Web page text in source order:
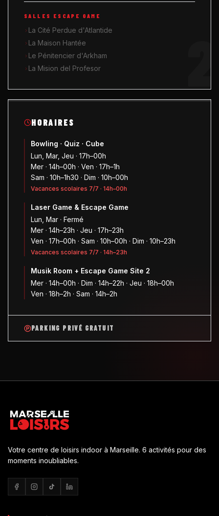
HORAIRES
Bowling · Quiz · Cube
Lun, Mar, Jeu · 17h–00h
Mer · 14h–00h · Ven · 17h–1h
Sam · 10h–1h30 · Dim · 10h–00h
Vacances scolaires 7/7 · 14h–00h
Laser Game & Escape Game
Lun, Mar · Fermé
Mer · 14h–23h · Jeu · 17h–23h
Ven · 17h–00h · Sam · 10h–00h · Dim · 10h–23h
Vacances scolaires 7/7 · 14h–23h
Musik Room + Escape Game Site 2
Mer · 14h–00h · Dim · 14h–22h · Jeu · 18h–00h
Ven · 18h–2h · Sam · 14h–2h
PARKING PRIVÉ GRATUIT
SALLES ESCAPE GAME
La Cité Perdue d'Atlantide
La Maison Hantée
Le Pénitencier d'Arkham
La Mision del Profesor
Votre centre de loisirs indoor à Marseille. 6 activités pour des
moments inoubliables.